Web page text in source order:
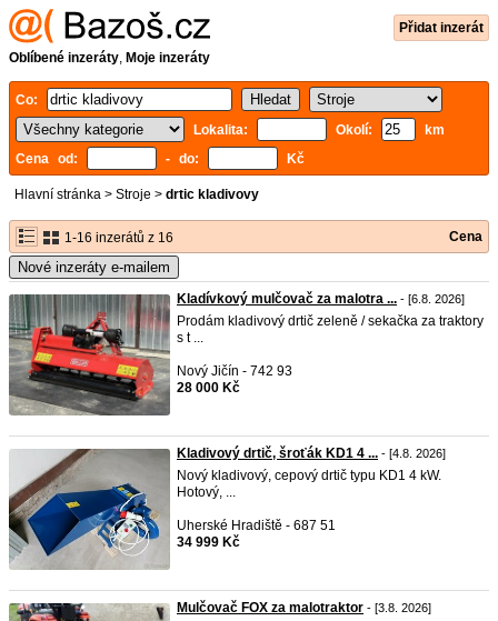
Přidat inzerát
Oblíbené inzeráty, Moje inzeráty
Co:
Lokalita:
Okolí:
km
Cena od:
- do: Kč
Hlavní stránka > Stroje > drtic kladivovy
1-16 inzerátů z 16 Cena
Nové inzeráty e-mailem
Kladívkový mulčovač za malotra ... - [6.8. 2026]
Prodám kladivový drtič zeleně / sekačka za traktory
s t ...
Nový Jičín - 742 93
28 000 Kč
Kladivový drtič, šroťák KD1 4 ... - [4.8. 2026]
Nový kladivový, cepový drtič typu KD1 4 kW.
Hotový, ...
Uherské Hradiště - 687 51
34 999 Kč
Mulčovač FOX za malotraktor - [3.8. 2026]